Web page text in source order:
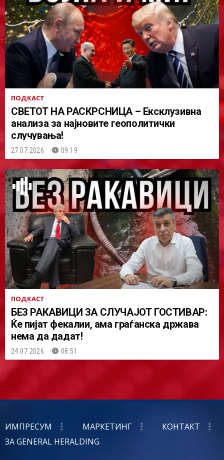
ПОДКАСТ
СВЕТОТ НА РАСКРСНИЦА – Ексклузивна
анализа за најновите геополитички
случувања!
27.07.2026. 09:19
ПОДКАСТ
БЕЗ РАКАВИЦИ ЗА СЛУЧАЈОТ ГОСТИВАР:
Ќе пијат фекалии, ама граѓанска држава
нема да дадат!
24.07.2026. 08:51
ИМПРЕСУМ МАРКЕТИНГ
КОНТАКТ
ЗА GENERAL HERALDING